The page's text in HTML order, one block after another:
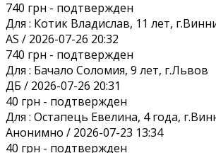
740 грн - подтвержден
Для : Котик Владислав, 11 лет,
AS / 2026-07-26 20:32
740 грн - подтвержден
Для : Бачало Соломия, 9 лет, г.Львов
ДБ / 2026-07-26 20:31
40 грн - подтвержден
Для : Остапець Евелина, 4 года,
Анонимно / 2026-07-23 13:34
40 грн - подтвержден